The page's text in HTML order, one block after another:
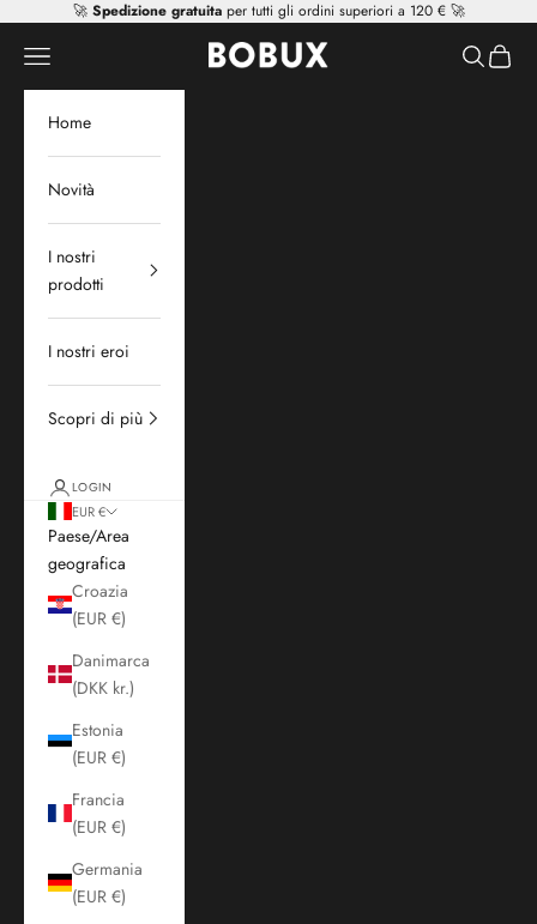
Vai al contenuto
🚀 Spedizione gratuitaper tutti gli ordini superiori a 120 € 🚀
Mr Tiggle - Distributor
Apri il menu di navigazione Mostra il
Home
Novità
I nostri
prodotti
I nostri eroi
Scopri di più
LOGIN
EUR €
Paese/Area
geografica
Croazia
(EUR €)
Danimarca
(DKK kr.)
Estonia
(EUR €)
Francia
(EUR €)
Germania
(EUR €)